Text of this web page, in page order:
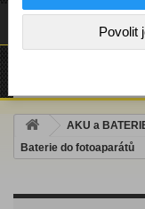
(prázdný)
AKU a
Baterie do fotoaparátů
Povolit